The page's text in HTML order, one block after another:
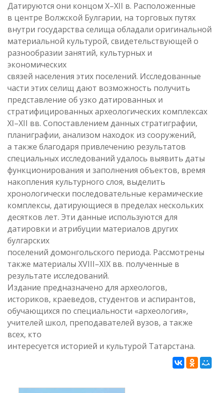
Датируются они концом X–XII в. Расположенные
в центре Волжской Булгарии, на торговых путях
внутри государства селища обладали оригинальной
материальной культурой, свидетельствующей о
разнообразии занятий, культурных и
экономических
связей населения этих поселений. Исследованные
части этих селищ дают возможность получить
представление об узко датированных и
стратифицированных археологических комплексах
XI–XII вв. Сопоставлением данных стратиграфии,
планиграфии, анализом находок из сооружений,
а также благодаря привлечению результатов
специальных исследований удалось выявить даты
функционирования и заполнения объектов, время
накопления культурного слоя, выделить
хронологически последовательные керамические
комплексы, датирующиеся в пределах нескольких
десятков лет. Эти данные используются для
датировки и атрибуции материалов других
булгарских
поселений домонгольского периода. Рассмотрены
также материалы XVIII–XIX вв. полученные в
результате исследований.
Издание предназначено для археологов,
историков, краеведов, студентов и аспирантов,
обучающихся по специальности «археология»,
учителей школ, преподавателей вузов, а также
всех, кто
интересуется историей и культурой Татарстана.